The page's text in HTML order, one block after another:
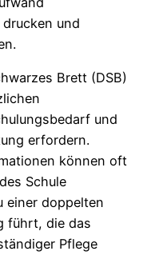
und
Brett (DSB)
und
erfordern.
können oft
Schule
einer doppelten
führt, die das
Pflege